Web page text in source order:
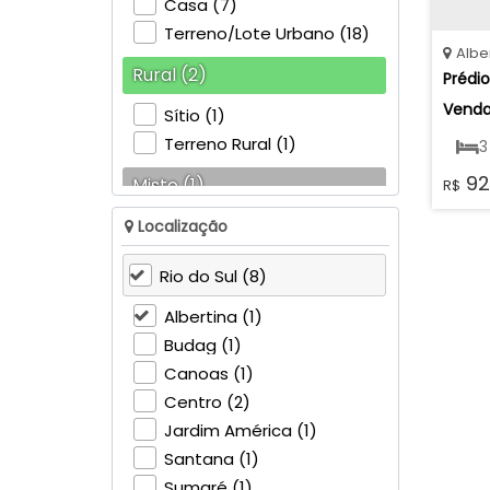
Casa (7)
Terreno/Lote Urbano (18)
Rural (2)
Sítio (1)
Terreno Rural (1)
Misto (1)
Localização
Rio do Sul (8)
Albertina (1)
Budag (1)
Canoas (1)
Centro (2)
Jardim América (1)
Santana (1)
Rua
Rio
R$
3
1